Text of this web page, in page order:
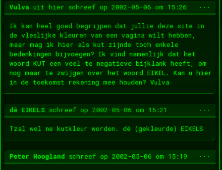
Vulva uit hier schreef op 2002-05-06 om 15:26
Ik kan heel goed begrijpen dat jullie deze site in
de vleslijke kleuren van een vagina wilt hebben,
maar mag ik hier als kut zijnde toch enkele
bedenkingen bijvoegen? Ik vind namenlijk dat het
woord KUT een veel te negatieve bijklank heeft, om
nog maar te zwijgen over het woord EIKEL. Kan u hier
in de toekomst rekening mee houden? Vulva
...
dé EIKELS schreef op 2002-05-06 om 15:21
Tzal wel ne kutkleur worden. dé (gekleurde) EIKELS
...
Peter Hoogland schreef op 2002-05-06 om 15:19 ...